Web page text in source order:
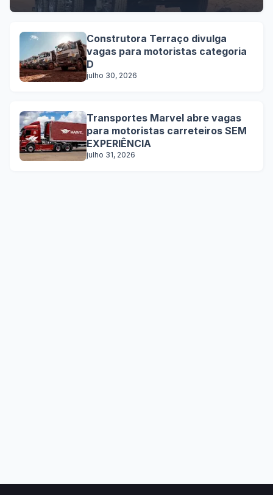
Construtora Terraço divulga
vagas para motoristas categoria
D
julho 30, 2026
Transportes Marvel abre vagas
para motoristas carreteiros SEM
EXPERIÊNCIA
julho 31, 2026